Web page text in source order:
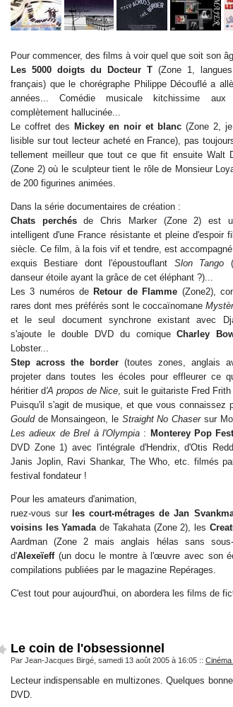
Pour commencer, des films à voir quel que soit son
Les 5000 doigts du Docteur T (Zone 1,
français) que le chorégraphe Philippe Découflé a
années... Comédie musicale kitchissime
complètement hallucinée...
Le coffret des Mickey en noir et blanc (Zone 2,
lisible sur tout lecteur acheté en France), pas
tellement meilleur que tout ce que fit ensuite Walt
(Zone 2) où le sculpteur tient le rôle de Monsieur
de 200 figurines animées.
Dans la série documentaires de création :
Chats perchésde Chris Marker (Zone 2) est un
intelligent d'une France résistante et pleine d'espoir
siècle. Ce film, à la fois vif et tendre, est
exquis Bestiare dont l'époustouflant Slon Tango
danseur étoile ayant la grâce de cet éléphant ?)...
Les 3 numéros de Retour de Flamme (Zone2),
rares dont mes préférés sont le coccaïnomane
et le seul document synchrone existant avec
s'ajoute le double DVD du comiqueCharley
Lobster...
Step across the border (toutes zones, anglais
projeter dans toutes les écoles pour effleurer ce
héritier d'A propos de Nice, suit le guitariste Fred
Puisqu'il s'agit de musique, et que vous connaissez
Gouldde Monsaingeon, le Straight No Chasersur
Les adieux de Brel à l'Olympia: Monterey Pop
DVD Zone 1) avec l'intégrale d'Hendrix, d'Otis
Janis Joplin, Ravi Shankar, The Who, etc. filmés
festival fondateur !
Pour les amateurs d'animation,
ruez-vous sur
les court-métrages de Jan
voisins les Yamada de Takahata (Zone 2), les
Aardman (Zone 2 mais anglais hélas sans
d'Alexeïeff(un docu le montre à l'œuvre avec son
compilations publiées par le magazine Repérages.
C'est tout pour aujourd'hui, on abordera les films de
Le coin de l'obsessionnel
Par Jean-Jacques Birgé, samedi 13 août 2005 à 16:05 ::
Lecteur indispensable en multizones. Quelques
DVD.